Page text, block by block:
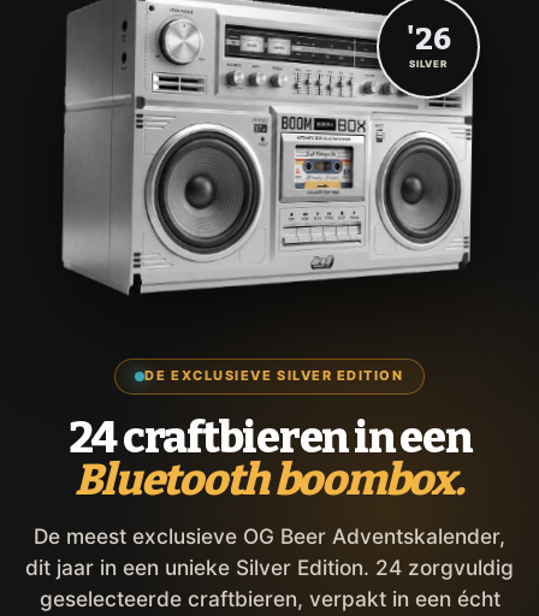
DE EXCLUSIEVE SILVER EDITION
24 craftbieren in een
Bluetooth boombox.
De meest exclusieve OG Beer Adventskalender,
dit jaar in een unieke Silver Edition. 24 zorgvuldig
geselecteerde craftbieren, verpakt in een écht
'26
SILVER